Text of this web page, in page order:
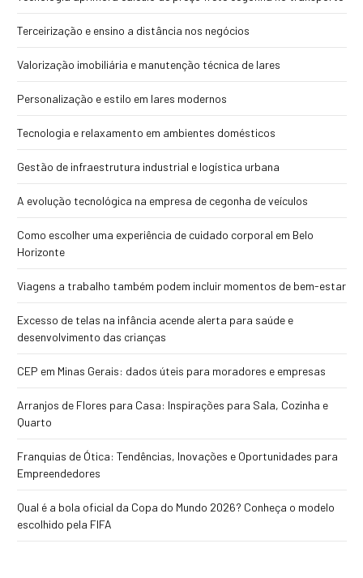
Terceirização e ensino a distância nos negócios
Valorização imobiliária e manutenção técnica de lares
Personalização e estilo em lares modernos
Tecnologia e relaxamento em ambientes domésticos
Gestão de infraestrutura industrial e logística urbana
A evolução tecnológica na empresa de cegonha de veículos
Como escolher uma experiência de cuidado corporal em Belo
Horizonte
Viagens a trabalho também podem incluir momentos de bem-estar
Excesso de telas na infância acende alerta para saúde e
desenvolvimento das crianças
CEP em Minas Gerais: dados úteis para moradores e empresas
Arranjos de Flores para Casa: Inspirações para Sala, Cozinha e
Quarto
Franquias de Ótica: Tendências, Inovações e Oportunidades para
Empreendedores
Qual é a bola oficial da Copa do Mundo 2026? Conheça o modelo
escolhido pela FIFA